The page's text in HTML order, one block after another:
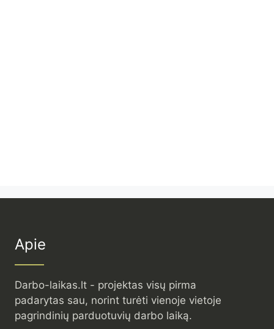
Apie
Darbo-laikas.lt - projektas visų pirma
padarytas sau, norint turėti vienoje vietoje
pagrindinių parduotuvių darbo laiką.